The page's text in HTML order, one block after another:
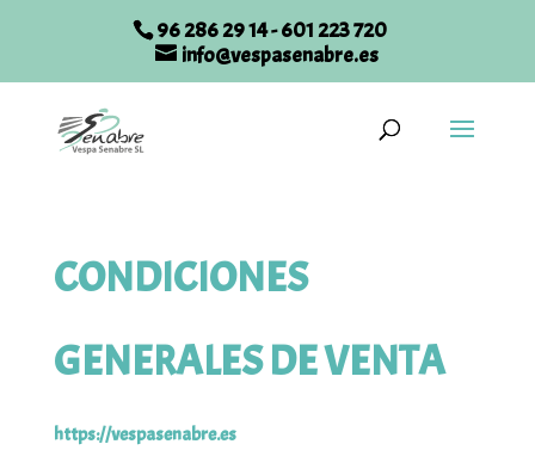
96 286 29 14-601 223 720
info@vespasenabre.es
CONDICIONES
GENERALES DE VENTA
https://vespasenabre.es